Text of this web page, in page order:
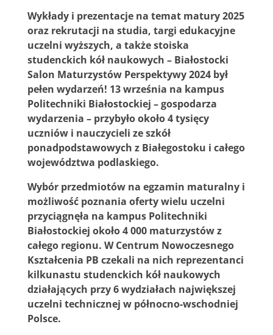
Wykłady i prezentacje na temat matury 2025
oraz rekrutacji na studia, targi edukacyjne
uczelni wyższych, a także stoiska
studenckich kół naukowych – Białostocki
Salon Maturzystów Perspektywy 2024 był
pełen wydarzeń! 13 września na kampus
Politechniki Białostockiej – gospodarza
wydarzenia – przybyło około 4 tysięcy
uczniów i nauczycieli ze szkół
ponadpodstawowych z Białegostoku i całego
województwa podlaskiego.
Wybór przedmiotów na egzamin maturalny i
możliwość poznania oferty wielu uczelni
przyciągnęła na kampus Politechniki
Białostockiej około 4 000 maturzystów z
całego regionu. W Centrum Nowoczesnego
Kształcenia PB czekali na nich reprezentanci
kilkunastu studenckich kół naukowych
działających przy 6 wydziałach największej
uczelni technicznej w północno-wschodniej
Polsce.